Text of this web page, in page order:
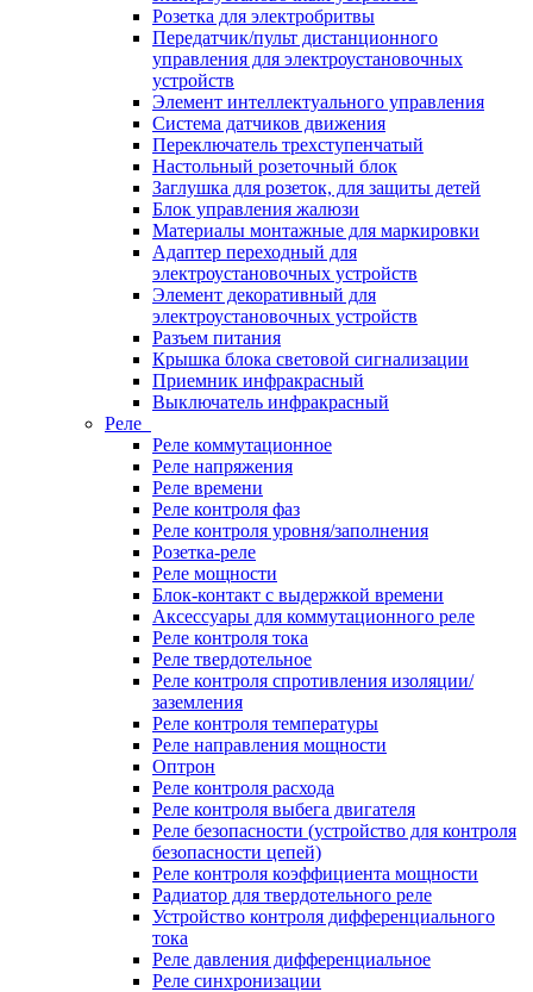
Розетка для электробритвы
Передатчик/пульт дистанционного
управления для электроустановочных
устройств
Элемент интеллектуального управления
Система датчиков движения
Переключатель трехступенчатый
Настольный розеточный блок
Заглушка для розеток, для защиты детей
Блок управления жалюзи
Материалы монтажные для маркировки
Адаптер переходный для
электроустановочных устройств
Элемент декоративный для
электроустановочных устройств
Разъем питания
Крышка блока световой сигнализации
Приемник инфракрасный
Выключатель инфракрасный
Реле
Реле коммутационное
Реле напряжения
Реле времени
Реле контроля фаз
Реле контроля уровня/заполнения
Розетка-реле
Реле мощности
Блок-контакт с выдержкой времени
Аксессуары для коммутационного реле
Реле контроля тока
Реле твердотельное
Реле контроля спротивления изоляции/
заземления
Реле контроля температуры
Реле направления мощности
Оптрон
Реле контроля расхода
Реле контроля выбега двигателя
Реле безопасности (устройство для контроля
безопасности цепей)
Реле контроля коэффициента мощности
Радиатор для твердотельного реле
Устройство контроля дифференциального
тока
Реле давления дифференциальное
Реле синхронизации